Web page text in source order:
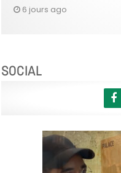
6 jours ago
SOCIAL